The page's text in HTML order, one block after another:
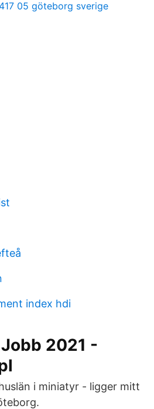
05 göteborg sverige
index hdi
2021 -
i miniatyr - ligger mitt